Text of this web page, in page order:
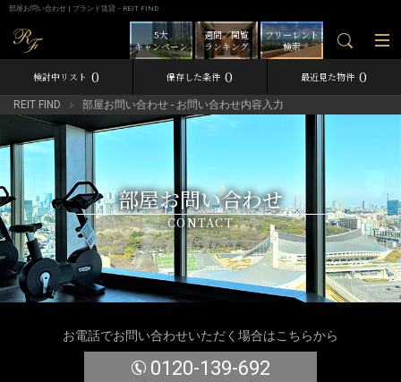
部屋お問い合わせ | ブランド賃貸－REIT FIND
フリーレント
検索
週間／閲覧
ランキング
5大
キャンペーン
検討中リスト 0 保存した条件 0 最近見た物件 0
REIT FIND 部屋お問い合わせ - お問い合わせ内容入力
部屋お問い合わせ
CONTACT
お電話でお問い合わせいただく場合はこちらから
0120-139-692